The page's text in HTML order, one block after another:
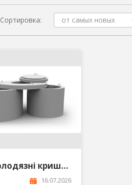
Сортировка: от самых новых
Кільця колодязні кришки днища Блоки від виробника
16.07.2026